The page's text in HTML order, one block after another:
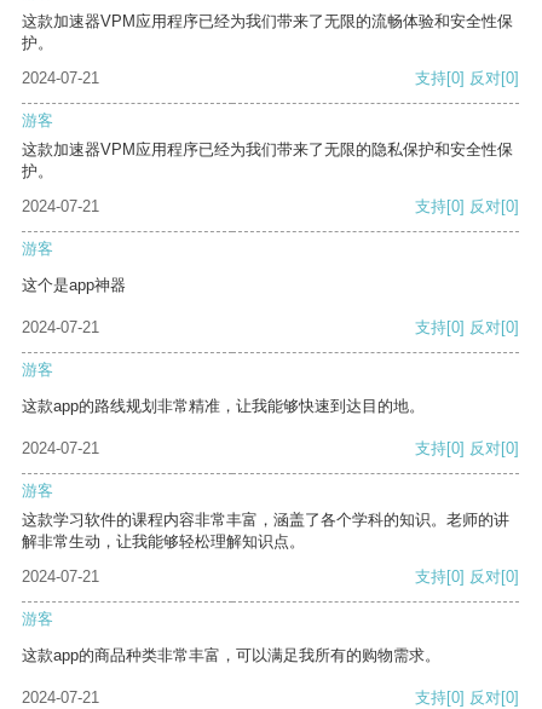
这款加速器VPM应用程序已经为我们带来了无限的流畅体验和安全性保
护。
2024-07-21
支持[0] 反对[0]
游客
这款加速器VPM应用程序已经为我们带来了无限的隐私保护和安全性保
护。
2024-07-21
支持[0] 反对[0]
游客
这个是app神器
2024-07-21 支持[0] 反对[0]
游客
这款app的路线规划非常精准，让我能够快速到达目的地。
2024-07-21 支持[0] 反对[0]
游客
这款学习软件的课程内容非常丰富，涵盖了各个学科的知识。老师的讲
解非常生动，让我能够轻松理解知识点。
2024-07-21
支持[0] 反对[0]
游客
这款app的商品种类非常丰富，可以满足我所有的购物需求。
2024-07-21 支持[0] 反对[0]